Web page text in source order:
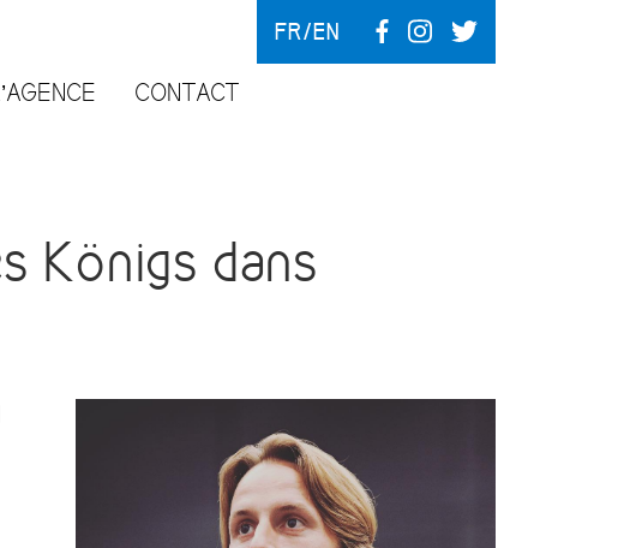
CONTACT
FR EN
Königs dans